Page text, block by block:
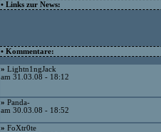
• Links zur News:
• Kommentare:
» Lightn1ngJack
am 31.03.08 - 18:12
» Panda-
am 30.03.08 - 18:52
» FoXtr0te